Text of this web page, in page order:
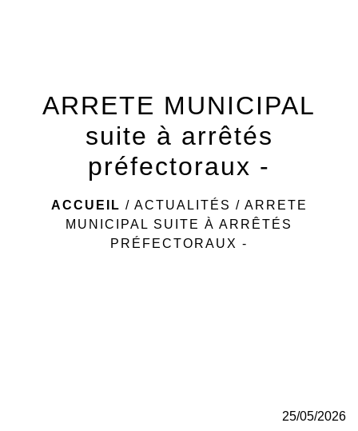
ARRETE MUNICIPAL
suite à arrêtés
préfectoraux -
ACCUEIL / ACTUALITÉS / ARRETE
MUNICIPAL SUITE À ARRÊTÉS
PRÉFECTORAUX -
25/05/2026